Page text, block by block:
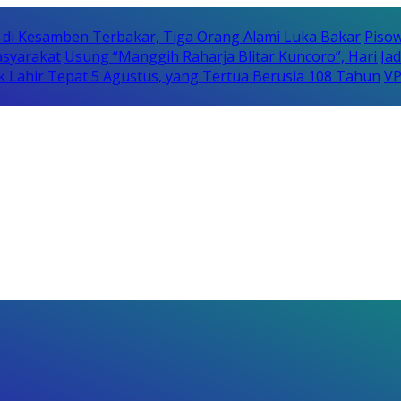
Kesamben Terbakar, Tiga Orang Alami Luka Bakar
Usung “Manggih Raharja Blitar Kuncoro”, Hari
Lahir Tepat 5 Agustus, yang Tertua Berusia 108 Tahun